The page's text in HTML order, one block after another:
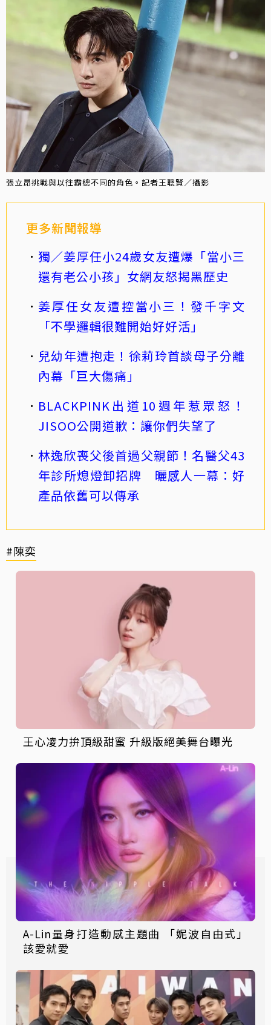
張立昂挑戰與以往霸總不同的角色。記者王聰賢／攝影
更多新聞報導
獨／姜厚任小24歲女友遭爆「當小三
還有老公小孩」女網友怒揭黑歷史
姜厚任女友遭控當小三！發千字文
「不學邏輯很難開始好好活」
兒幼年遭抱走！徐莉玲首談母子分離
內幕「巨大傷痛」
BLACKPINK出道10週年惹眾怒！
JISOO公開道歉：讓你們失望了
林逸欣喪父後首過父親節！名醫父43
年診所熄燈卸招牌 曬感人一幕：好
產品依舊可以傳承
#陳奕
王心凌力拚頂級甜蜜 升級版絕美舞台曝光
A-Lin量身打造動感主題曲 「妮波自由式」
該愛就愛